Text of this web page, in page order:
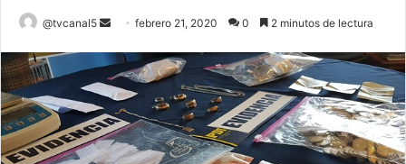
@tvcanal5
Send
email
febrero 21, 2020 0 2 minutos de lectura